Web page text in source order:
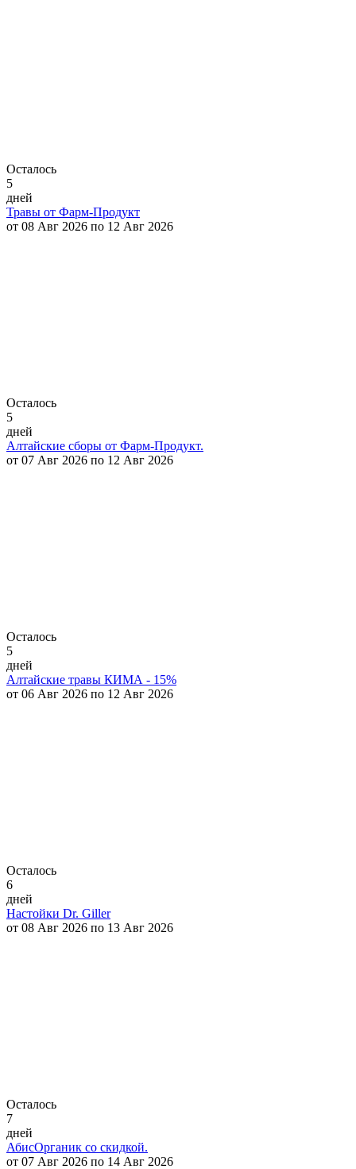
Осталось
5
дней
Травы от Фарм-Продукт
от 08 Авг 2026 по 12 Авг 2026
Осталось
5
дней
Алтайские сборы от Фарм-Продукт.
от 07 Авг 2026 по 12 Авг 2026
Осталось
5
дней
Алтайские травы КИМА - 15%
от 06 Авг 2026 по 12 Авг 2026
Осталось
6
дней
Настойки Dr. Giller
от 08 Авг 2026 по 13 Авг 2026
Осталось
7
дней
АбисОрганик со скидкой.
от 07 Авг 2026 по 14 Авг 2026